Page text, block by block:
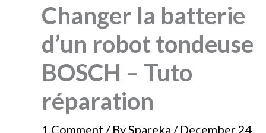
Changer la batterie
d’un robot tondeuse
BOSCH – Tuto
réparation
1 Comment / BySpareka / December 24,